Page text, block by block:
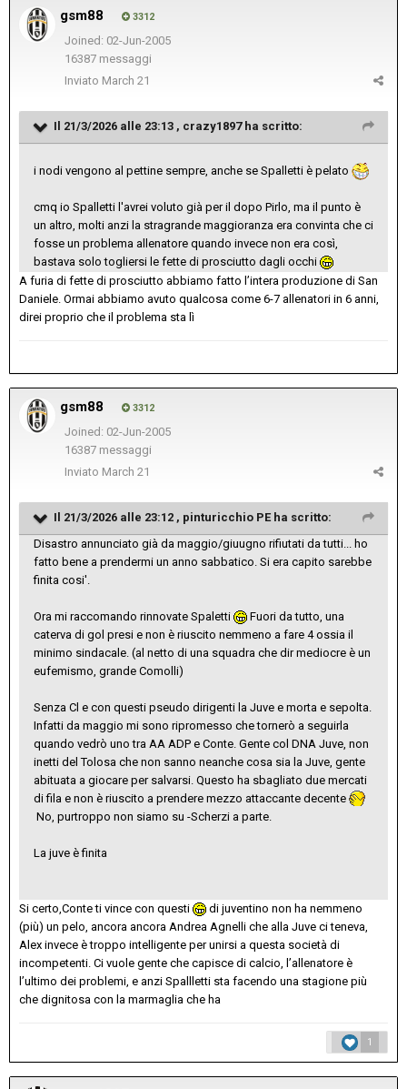
gsm88 3312
Joined: 02-Jun-2005
16387 messaggi
Inviato March 21
Il 21/3/2026 alle 23:13 , crazy1897ha scritto:
i nodi vengono al pettine sempre, anche se Spalletti è pelato
cmq io Spalletti l'avrei voluto già per il dopo Pirlo, ma il punto è
un altro, molti anzi la stragrande maggioranza era convinta che ci
fosse un problema allenatore quando invece non era così,
bastava solo togliersi le fette di prosciutto dagli occhi
A furia di fette di prosciutto abbiamo fatto l’intera produzione di San
Daniele. Ormai abbiamo avuto qualcosa come 6-7 allenatori in 6 anni,
direi proprio che il problema sta lì
gsm88 3312
Joined: 02-Jun-2005
16387 messaggi
Inviato March 21
Il 21/3/2026 alle 23:12 , pinturicchio PE ha scritto:
Disastro annunciato già da maggio/giuugno rifiutati da tutti... ho
fatto bene a prendermi un anno sabbatico. Si era capito sarebbe
finita cosi'.
Ora mi raccomando rinnovate Spaletti
Fuori da tutto, una
caterva di gol presi e non è riuscito nemmeno a fare 4 ossia il
minimo sindacale. (al netto di una squadra che dir mediocre è un
eufemismo, grande Comolli)
Senza Cl e con questi pseudo dirigenti la Juve e morta e sepolta.
Infatti da maggio mi sono ripromesso che tornerò a seguirla
quando vedrò uno tra AA ADP e Conte. Gente col DNA Juve, non
inetti del Tolosa che non sanno neanche cosa sia la Juve, gente
abituata a giocare per salvarsi. Questo ha sbagliato due mercati
di fila e non è riuscito a prendere mezzo attaccante decente
No, purtroppo non siamo su -Scherzi a parte.
La juve è finita
Si certo,Conte ti vince con questi
di juventino non ha nemmeno
(più) un pelo, ancora ancora Andrea Agnelli che alla Juve ci teneva,
Alex invece è troppo intelligente per unirsi a questa società di
incompetenti. Ci vuole gente che capisce di calcio, l’allenatore è
l’ultimo dei problemi, e anzi Spallletti sta facendo una stagione più
che dignitosa con la marmaglia che ha
1